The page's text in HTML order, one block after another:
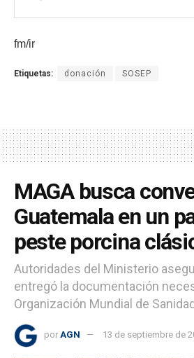
fm/ir
Etiquetas: donación SOSEP
MAGA busca
Guatemala en un
peste porcina
Autoridades del Ministerio
entregó la documentación
Organización Mundial de
por AGN 13 de septiembre de